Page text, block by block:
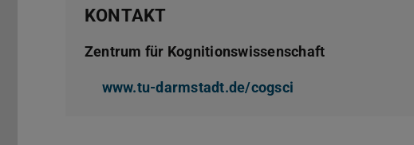
KONTAKT
Zentrum für Kognitionswissenschaft
www.tu-darmstadt.de/cogsci